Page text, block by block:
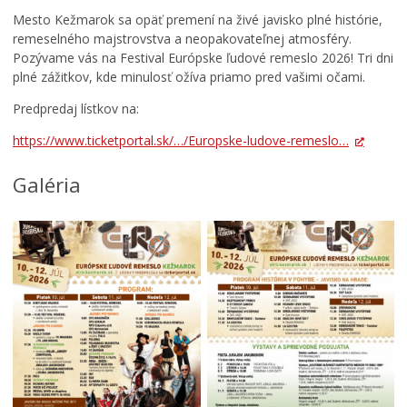
Cirkev
Šport
Mesto Kežmarok sa opäť premení na živé javisko plné histórie,
remeselného majstrovstva a neopakovateľnej atmosféry.
Pozývame vás na Festival Európske ľudové remeslo 2026! Tri dni
plné zážitkov, kde minulosť ožíva priamo pred vašimi očami.
Predpredaj lístkov na:
https://www.ticketportal.sk/…/Europske-ludove-remeslo…
Galéria
í
p
r
e
v
á
d
z
o
ý
p
o
r
i
a
d
o
k
0
a
s
t
e
r
p
r
e
í
a
l
h
r
a
n
i
c
u
0
j
š
e
j
T
r
o
j
c
v
K
e
ž
m
a
r
k
u
0